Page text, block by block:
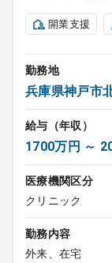
開業支援
勤務地
兵庫県神戸市
給与（年収）
1700万円 ～
医療機関区分
クリニック
勤務内容
外来、在宅